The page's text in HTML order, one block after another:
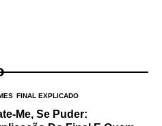
FINAL EXPLICADO
Me, Se Puder: